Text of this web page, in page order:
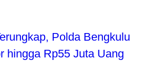
Polda Bengkulu
hingga Rp55 Juta Uang